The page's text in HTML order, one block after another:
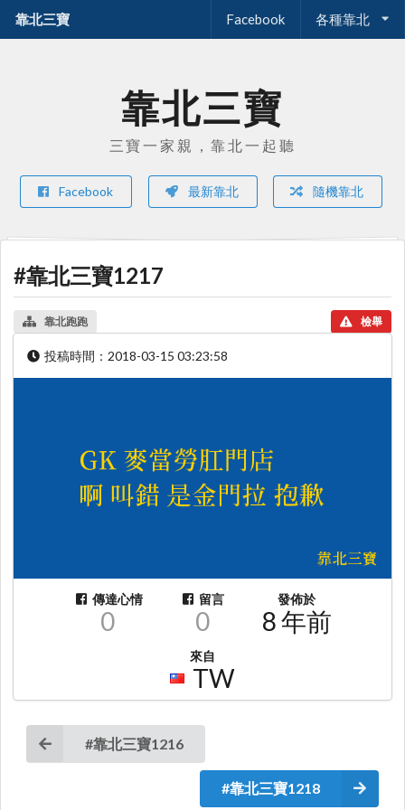
靠北三寶 Facebook 各種靠北
靠北三寶
三寶一家親，靠北一起聽
Facebook 最新靠北 隨機靠北
#靠北三寶1217
靠北跑跑 檢舉
投稿時間： 2018-03-15 03:23:58
傳達心情
0
留言
0
發佈於
8 年前
來自
TW
#靠北三寶1216
#靠北三寶1218